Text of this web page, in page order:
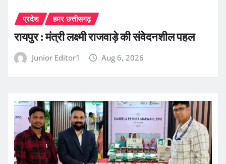
प्रदेश हमर छत्तीसगढ़
रायपुर : मंत्री लक्ष्मी राजवाड़े की संवेदनशील पहल
Junior Editor1 Aug 6, 2026